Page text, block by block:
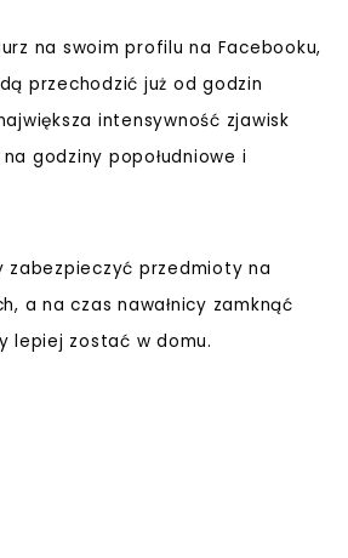
na swoim profilu na Facebooku,
przechodzić już od godzin
intensywność zjawisk
godziny popołudniowe i
zabezpieczyć przedmioty na
a na czas nawałnicy zamknąć
lepiej zostać w domu.